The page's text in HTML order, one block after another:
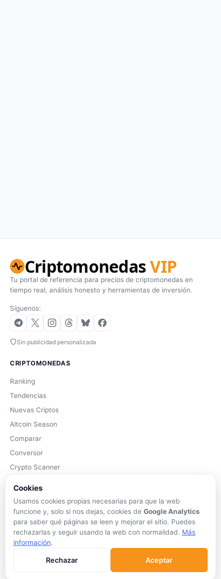
CriptomonedasVIP
Tu portal de referencia para precios de criptomonedas en
tiempo real, análisis honesto y herramientas de inversión.
Síguenos:
Sin publicidad personalizada
CRIPTOMONEDAS
Ranking
Tendencias
Nuevas Criptos
Altcoin Season
Comparar
Conversor
Crypto Scanner
PLATAFORMAS
Exchanges
Exchanges CEX
Exchanges DEX
Blockchains
Cookies
Usamos cookies propias necesarias para que la web
funcione y, solo si nos dejas, cookies de Google Analytics
para saber qué páginas se leen y mejorar el sitio. Puedes
rechazarlas y seguir usando la web con normalidad. Más
información.
Rechazar Aceptar